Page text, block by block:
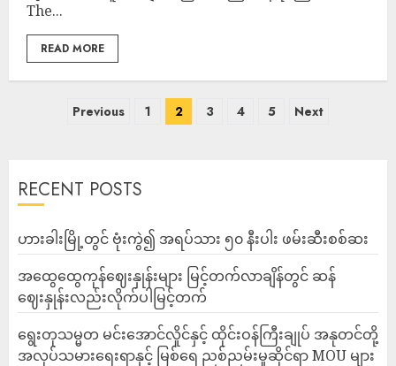
The...
READ MORE
Previous 1 2 3 4 5 Next
RECENT POSTS
ဟားခါးမြို့တွင် ဗုံးကွဲ၍ အရပ်သား ၅၀ နီးပါး ဖမ်းဆီးစစ်ဆး
အထွေထွေကုန်ဈေးနှုန်းများ မြင့်တက်လာချိန်တွင် ဆန်
ဈေးနှုန်းလည်းလိုက်ပါမြင့်တက်
ရွေးတုသမ္မတ မင်းအောင်လှိုင်နှင့် ထိုင်းဝန်ကြီးချုပ် အနုတင်တို့
အလုပ်သမားရေးရာနှင့် မြစ်ရေ ညစ်ညမ်းမှုဆိုင်ရာ MOU များ